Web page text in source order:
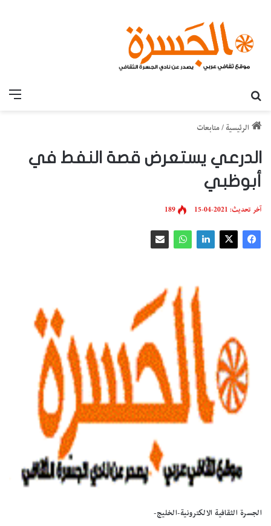
الرئيسية /متابعات
الدرعي يستعرض قصة النفط في
أبوظبي
آخر تحديث: 2021-04-15 189
الجسرة الثقافية الالكترونية-الخليج-